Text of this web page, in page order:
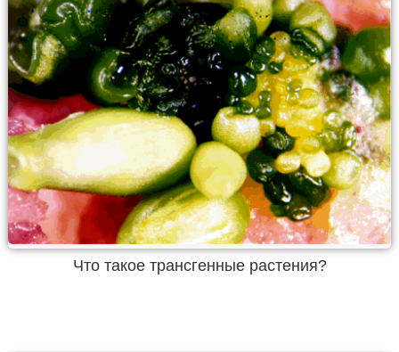
Что такое трансгенные растения?